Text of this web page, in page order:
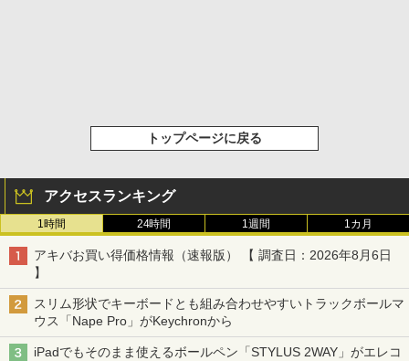
トップページに戻る
アクセスランキング
1時間 24時間 1週間 1カ月
アキバお買い得価格情報（速報版） 【 調査日：2026年8月6日
】
スリム形状でキーボードとも組み合わせやすいトラックボールマ
ウス「Nape Pro」がKeychronから
iPadでもそのまま使えるボールペン「STYLUS 2WAY」がエレコ